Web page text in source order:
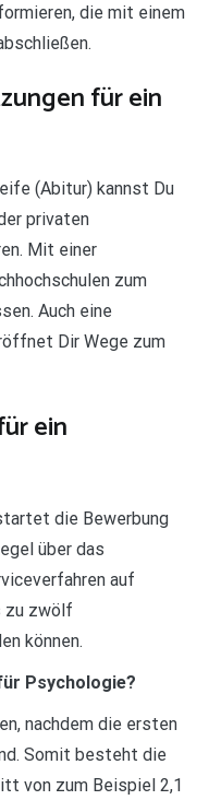
die mit einem
für ein
(Abitur) kannst Du
privaten
Mit einer
zum
Auch eine
Dir Wege zum
ein
die Bewerbung
über das
auf
zu zwölf
können.
Psychologie?
nachdem die ersten
Somit besteht die
von zum Beispiel 2,1